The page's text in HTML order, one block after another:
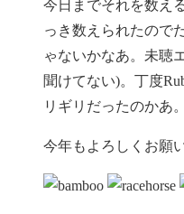
今日までそれを数え
っき数えられたので
ゃないかなあ。未聴
聞けてない)。丁度
リギリだったのかあ。
今年もよろしくお願